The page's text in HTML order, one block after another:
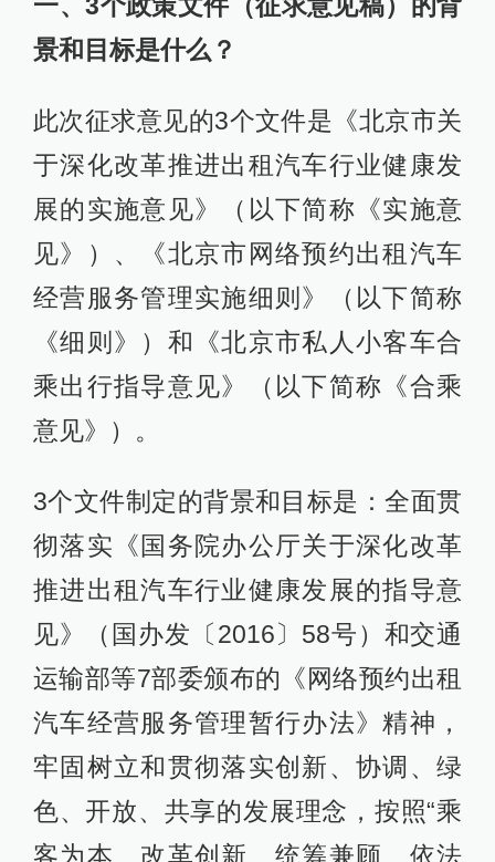
​一、3个政策文件（征求意见稿） 的背
景和目标是什么？
此次征求意见的3个文件是《北京市关
于深化改革推进出租汽车行业健康发
展的实施意见》（以下简称《实施意
见》）、《北京市网络预约出租汽车
经营服务管理实施细则》（以下简称
《细则》）和《北京市私人小客车合
乘出行指导意见》（以下简称《合乘
意见》）。
3个文件制定的背景和目标是：全面贯
彻落实《国务院办公厅关于深化改革
推进出租汽车行业健康发展的指导意
见》（国办发〔2016〕58号）和交通
运输部等7部委颁布的《网络预约出租
汽车经营服务管理暂行办法》精神，
牢固树立和贯彻落实创新、协调、绿
色、开放、共享的发展理念，按照“乘
客为本、改革创新、统筹兼顾、依法